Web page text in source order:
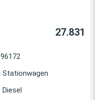
27.831
96172
Stationwagen
Diesel